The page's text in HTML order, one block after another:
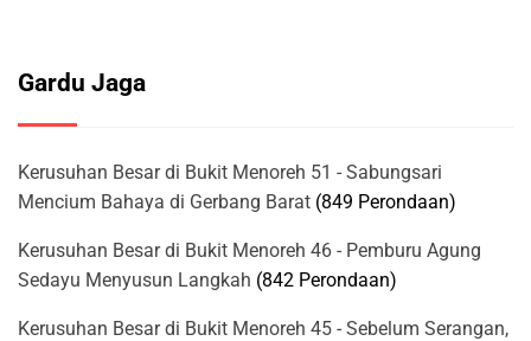
Gardu Jaga
Kerusuhan Besar di Bukit Menoreh 51 - Sabungsari
Mencium Bahaya di Gerbang Barat (849 Perondaan)
Kerusuhan Besar di Bukit Menoreh 46 - Pemburu Agung
Sedayu Menyusun Langkah (842 Perondaan)
Kerusuhan Besar di Bukit Menoreh 45 - Sebelum Serangan,